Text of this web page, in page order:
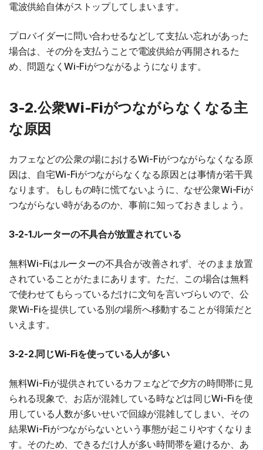
電波供給自体がストップしてしまいます。
プロバイダーに問い合わせるなどして支払い忘れがあった
場合は、その分を支払うことで電波供給が再開されるた
め、問題なくWi-Fiがつながるようになります。
3-2.公衆Wi-Fiがつながらなくなる主
な原因
カフェなどの公衆の場におけるWi-Fiがつながらなくなる原
因は、自宅Wi-Fiがつながらなくなる原因とは事情が若干異
なります。もしもの時に慌てないように、なぜ公衆Wi-Fiが
つながらない時があるのか、事前に知っておきましょう。
3-2-1.ルーターの不具合が放置されている
無料Wi-Fiはルーターの不具合が改善されず、そのまま放置
されていることがたまにあります。ただ、この場合は無料
で使わせてもらっているだけに文句を言いづらいので、公
衆Wi-Fiを提供している別の場所へ移動することが得策だと
いえます。
3-2-2.同じWi-Fiを使っている人が多い
無料Wi-Fiが提供されているカフェなどで夕方の時間帯に見
られる現象で、お店が混雑している時などは同じWi-Fiを使
用している人数が多いせいで回線が混雑してしまい、その
結果Wi-Fiがつながらないという事態が起こりやすくなりま
す。そのため、できるだけ人が多い時間帯を避けるか、あ